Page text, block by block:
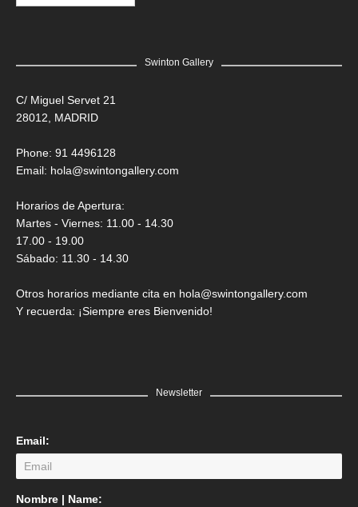
Swinton Gallery
C/ Miguel Servet 21
28012, MADRID
Phone: 91 4496128
Email: hola@swintongallery.com
Horarios de Apertura:
Martes - Viernes: 11.00 - 14.30
17.00 - 19.00
Sábado: 11.30 - 14.30
Otros horarios mediante cita en hola@swintongallery.com
Y recuerda: ¡Siempre eres Bienvenido!
Newsletter
Email:
Nombre | Name: